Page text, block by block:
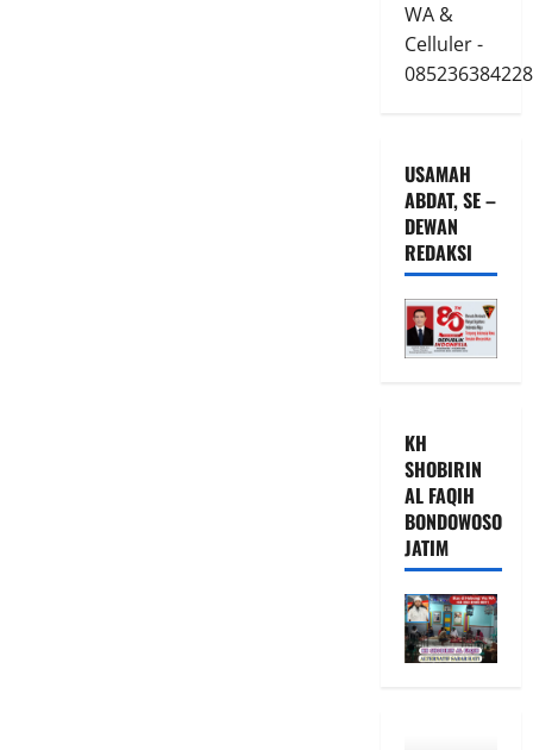
WA &
Celluler -
085236384228
USAMAH
ABDAT, SE –
DEWAN
REDAKSI
KH
SHOBIRIN
AL FAQIH
BONDOWOSO
JATIM